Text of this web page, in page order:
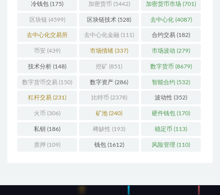
冷钱包 (175) 加密货币 (5442) 加密货币市场 (701)
区块链(4599) 区块链技术 (528) 去中心化(4087)
去中心化交易所
(196)
去中心化金融 (111) 合约交易 (182)
币安 (439) 市场情绪 (337) 市场波动 (279)
技术分析 (148) 挖矿 (851) 数字货币 (8679)
数字货币交易 (150) 数字资产 (286) 智能合约 (532)
杠杆交易 (231) 比特币 (2378) 波动性 (352)
火币 (306) 矿池 (240) 硬件钱包 (170)
私钥 (186) 稀缺性 (193) 稳定币 (113)
质押 (109) 钱包(1612) 风险管理 (110)